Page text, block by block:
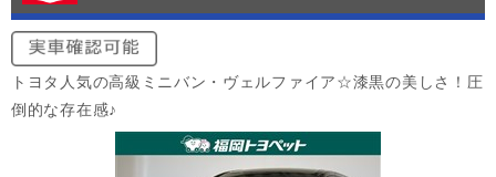
トヨタ人気の高級ミニバン・ヴェルファイア☆漆黒の美しさ！圧
倒的な存在感♪